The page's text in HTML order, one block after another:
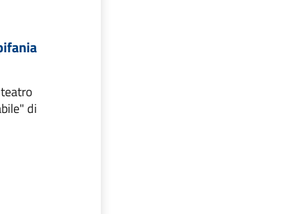
di